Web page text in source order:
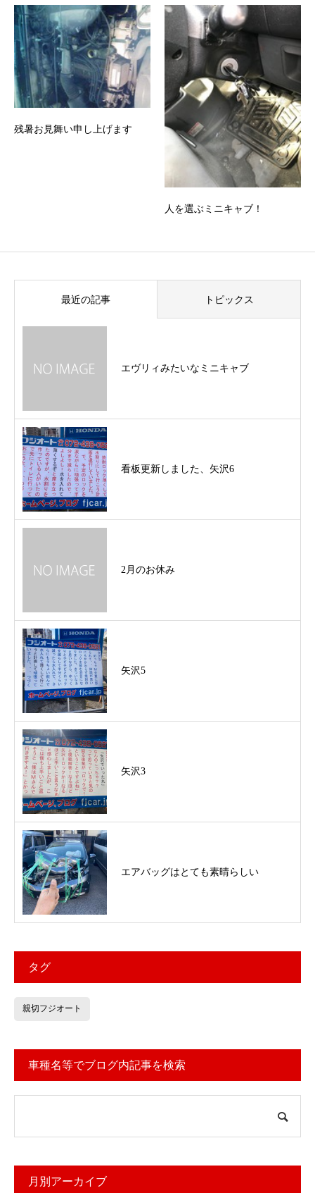
残暑お見舞い申し上げます
人を選ぶミニキャブ！
最近の記事 トピックス
エヴリィみたいなミニキャブ
看板更新しました、矢沢6
2月のお休み
矢沢5
矢沢3
エアバッグはとても素晴らしい
タグ
親切フジオート
車種名等でブログ内記事を検索
月別アーカイブ